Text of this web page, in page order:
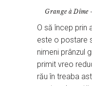
Grange à Dîme
O să încep prin
este o postare
nimeni prânzul
primit vreo
rău în treaba